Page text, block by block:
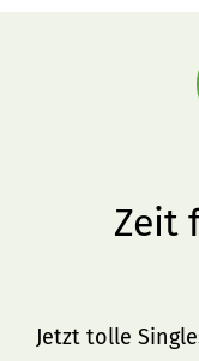
Thurgauer
FTPL Tessin.
Mitgliedern und
Zeit
Jetzt tolle